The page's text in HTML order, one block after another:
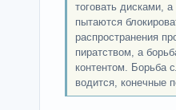
тоговать дисками,
пытаются
распространения
пиратством, а
контентом. Борьба
водится, конечные